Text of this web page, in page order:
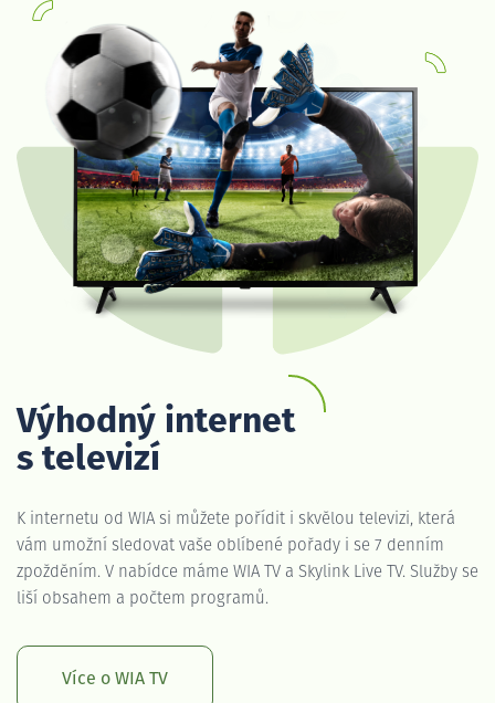
Výhodný internet
s televizí
K internetu od WIA si můžete pořídit i skvělou televizi, která
vám umožní sledovat vaše oblíbené pořady i se 7 denním
zpožděním. V nabídce máme WIA TV a Skylink Live TV. Služby se
liší obsahem a počtem programů.
Více o WIA TV